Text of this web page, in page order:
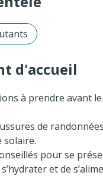
d'accueil
à prendre avant
de
solaire.
pour se
et de